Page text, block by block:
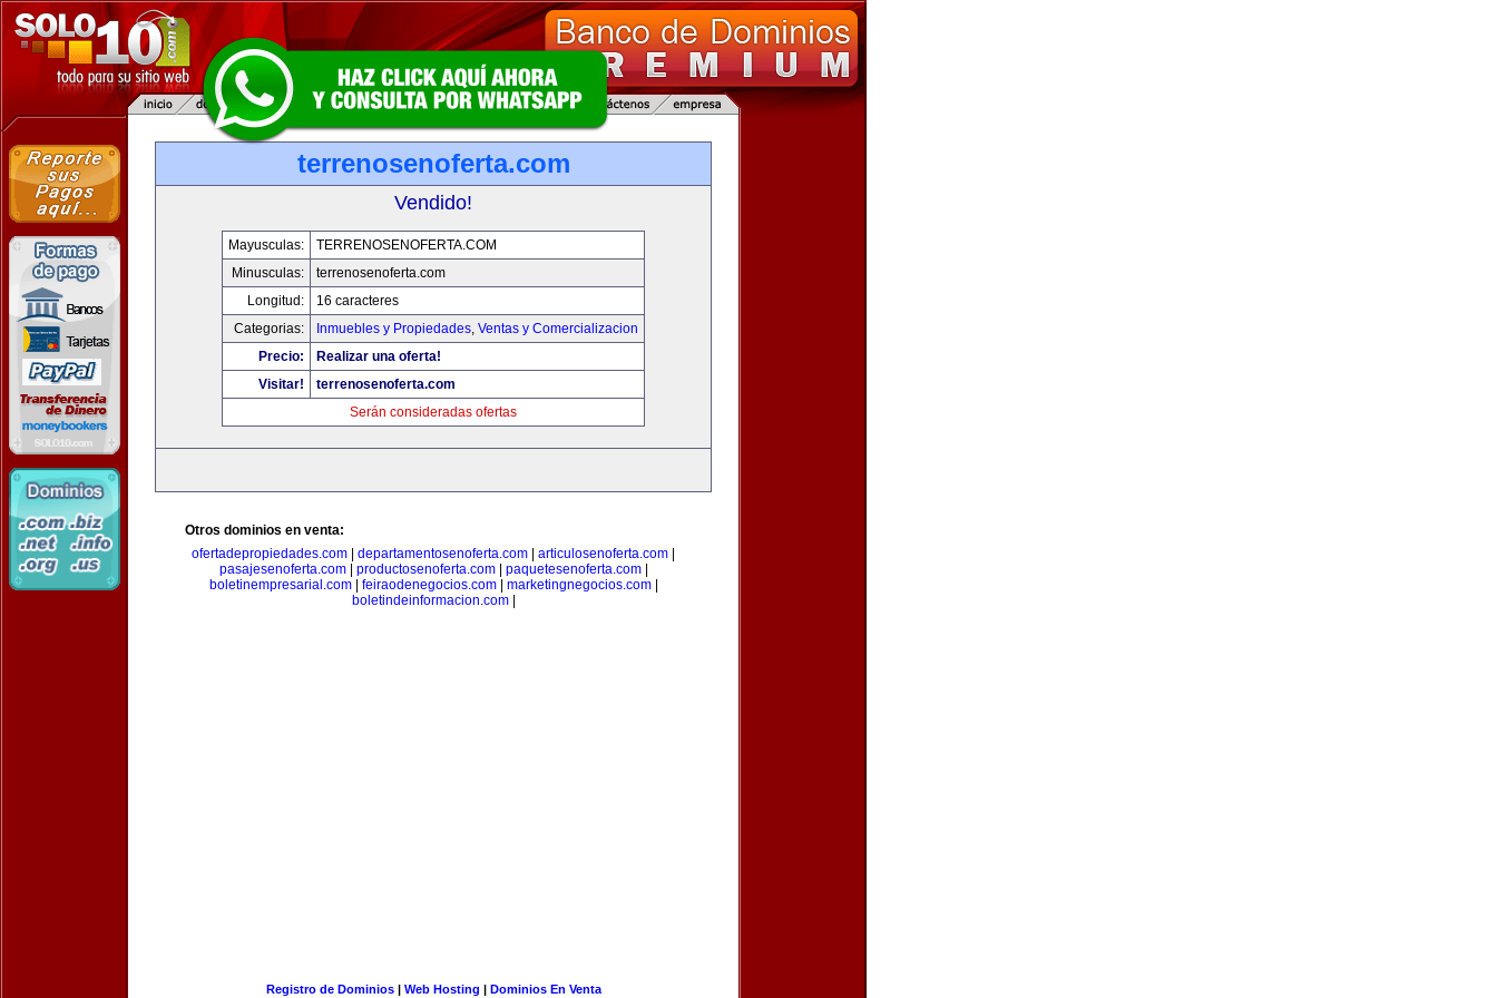
terrenosenoferta.com
Vendido!
Mayusculas:
TERRENOSENOFERTA.COM
Minusculas:
terrenosenoferta.com
Longitud:
16 caracteres
Categorias:
Inmuebles y Propiedades, Ventas y Comercializacion
Precio:
Realizar una oferta!
Visitar!
terrenosenoferta.com
Serán consideradas ofertas
Otros dominios en venta:
ofertadepropiedades.com
departamentosenoferta.com articulosenoferta.com
pasajesenoferta.com| productosenoferta.com| paquetesenoferta.com|
boletinempresarial.com| feiraodenegocios.com| marketingnegocios.com|
boletindeinformacion.com|
Registro de Dominios| Web Hosting | Dominios En Venta